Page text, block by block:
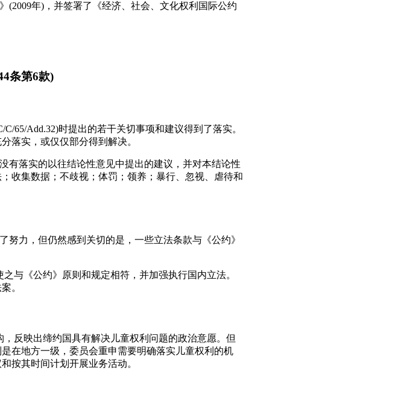
(2009年)，并签署了《经济、社会、文化权利国际公约
条第6款)
65/Add.32)时提出的若干关切事项和建议得到了落实。
落实，或仅仅部分得到解决。
有落实的以往结论性意见中提出的建议，并对本结论性
收集数据；不歧视；体罚；领养；暴行、忽视、虐待和
力，但仍然感到关切的是，一些立法条款与《公约》
与《公约》原则和规定相符，并加强执行国内立法。
。
反映出缔约国具有解决儿童权利问题的政治意愿。但
在地方一级，委员会重申需要明确落实儿童权利的机
按其时间计划开展业务活动。